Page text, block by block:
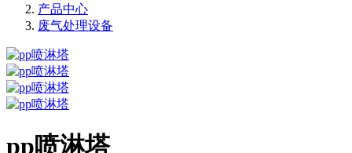
产品中心
废气处理设备
pp喷淋塔